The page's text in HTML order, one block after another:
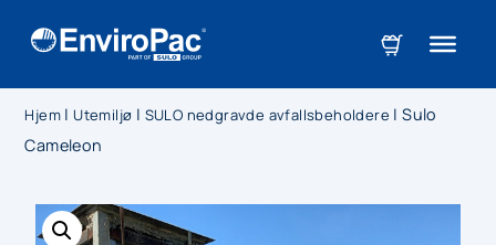
Hjem | Utemiljø | SULO nedgravde avfallsbeholdere |Sulo
Cameleon